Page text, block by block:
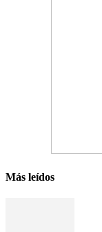
Más leídos